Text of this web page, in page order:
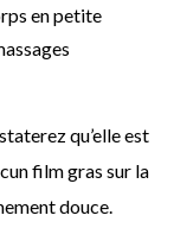
en petite
qu’elle est
film gras sur la
douce.